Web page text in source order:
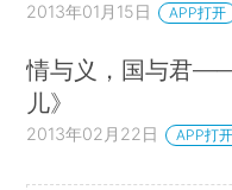
2013年01月15日 APP打开
情与义，国与君
儿》
2013年02月22日 APP打开